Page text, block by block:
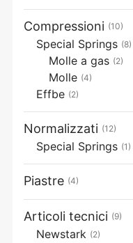
Compressioni (10)
Special Springs (8)
Molle a gas (2)
Molle (4)
Effbe (2)
Normalizzati (12)
Special Springs (1)
Piastre (4)
Articoli tecnici (9)
Newstark (2)